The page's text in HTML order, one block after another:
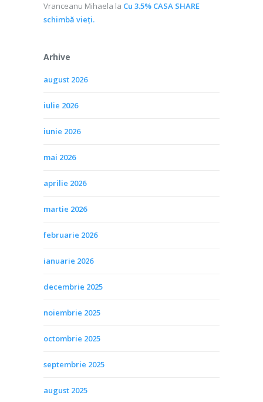
Vranceanu Mihaela la Cu 3.5% CASA SHARE
schimbă vieţi.
Arhive
august 2026
iulie 2026
iunie 2026
mai 2026
aprilie 2026
martie 2026
februarie 2026
ianuarie 2026
decembrie 2025
noiembrie 2025
octombrie 2025
septembrie 2025
august 2025